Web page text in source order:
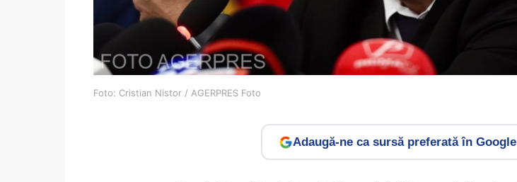
Foto: Cristian Nistor / AGERPRES Foto
Adaugă-ne ca sursă preferată în Google